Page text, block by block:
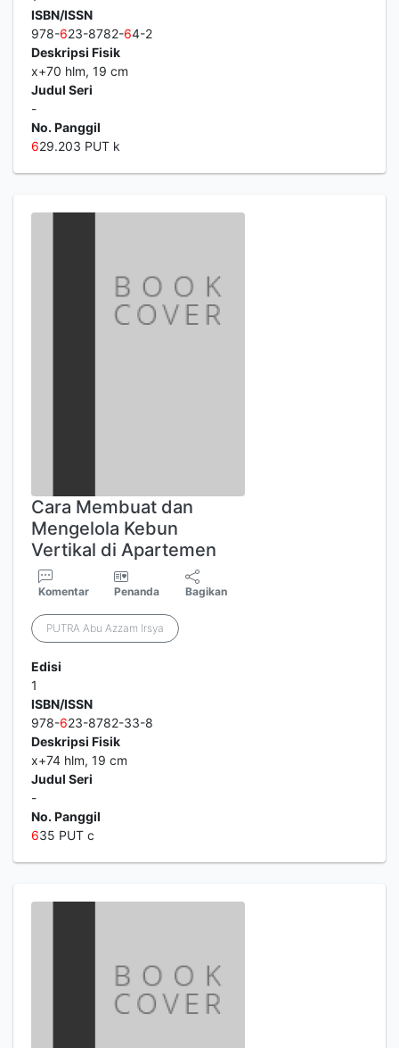
ISBN/ISSN
978-623-8782-64-2
Deskripsi Fisik
x+70 hlm, 19 cm
Judul Seri
-
No. Panggil
629.203 PUT k
Cara Membuat dan
Mengelola Kebun
Vertikal di Apartemen
Komentar Penanda Bagikan
PUTRA Abu Azzam Irsya
Edisi
1
ISBN/ISSN
978-623-8782-33-8
Deskripsi Fisik
x+74 hlm, 19 cm
Judul Seri
-
No. Panggil
635 PUT c